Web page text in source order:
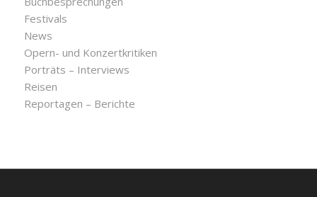
Festivals
News
Opern- und Konzertkritiken
Porträts – Interviews
Reisen
Reportagen – Berichte